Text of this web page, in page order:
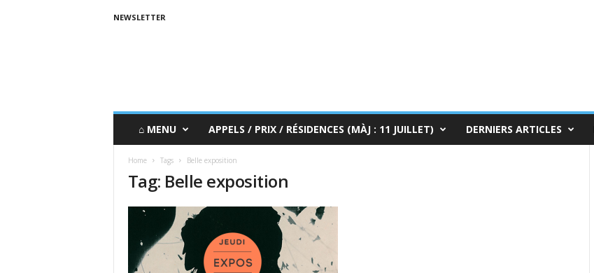
NEWSLETTER
⌂ MENU APPELS / PRIX / RÉSIDENCES (MÀJ : 11 JUILLET) DERNIERS ARTICLES
Home Tags Belle exposition
Tag: Belle exposition